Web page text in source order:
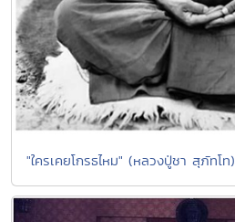
"ใครเคยโกรธไหม" (หลวงปู่ชา สุภัทโท)